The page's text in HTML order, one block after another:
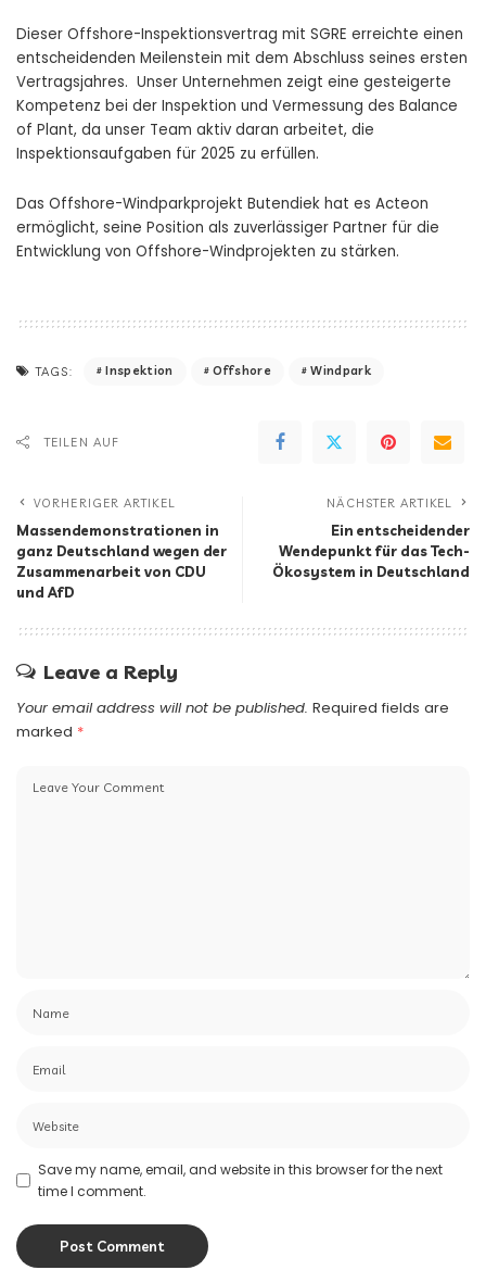
Dieser Offshore-Inspektionsvertrag mit SGRE erreichte einen
entscheidenden Meilenstein mit dem Abschluss seines ersten
Vertragsjahres. Unser Unternehmen zeigt eine gesteigerte
Kompetenz bei der Inspektion und Vermessung des Balance
of Plant, da unser Team aktiv daran arbeitet, die
Inspektionsaufgaben für 2025 zu erfüllen.
Das Offshore-Windparkprojekt Butendiek hat es Acteon
ermöglicht, seine Position als zuverlässiger Partner für die
Entwicklung von Offshore-Windprojekten zu stärken.
TAGS: Inspektion Offshore Windpark
TEILEN AUF
VORHERIGER ARTIKEL
Massendemonstrationen in
ganz Deutschland wegen der
Zusammenarbeit von CDU
und AfD
NÄCHSTER ARTIKEL
Ein entscheidender
Wendepunkt für das Tech-
Ökosystem in Deutschland
Leave a Reply
Your email address will not be published. Required fields are
marked *
Save my name, email, and website in this browser for the next
time I comment.